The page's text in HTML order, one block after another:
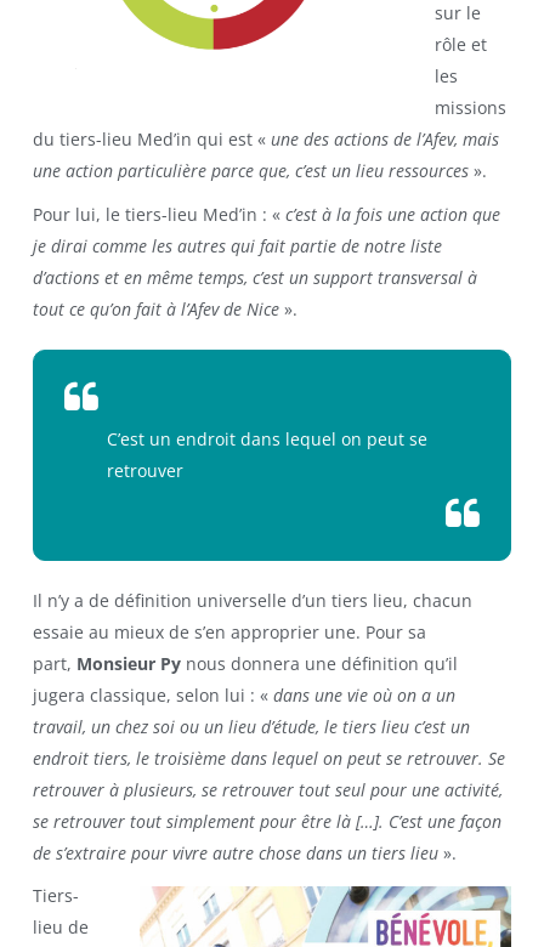
sur le
rôle et
les
missions
du tiers-lieu Med’in qui est « une des actions de l’Afev, mais
une action particulière parce que, c’est un lieu ressources».
Pour lui, le tiers-lieu Med’in : « c’est à la fois une action que
je dirai comme les autres qui fait partie de notre liste
d’actions et en même temps, c’est un support transversal à
tout ce qu’on fait à l’Afev de Nice ».
C’est un endroit dans lequel on peut se
retrouver
Il n’y a de définition universelle d’un tiers lieu, chacun
essaie au mieux de s’en approprier une. Pour sa
part, Monsieur Pynous donnera une définition qu’il
jugera classique, selon lui : « dans une vie où on a un
travail, un chez soi ou un lieu d’étude, le tiers lieu c’est un
endroit tiers, le troisième dans lequel on peut se retrouver. Se
retrouver à plusieurs, se retrouver tout seul pour une activité,
se retrouver tout simplement pour être là […]. C’est une façon
de s’extraire pour vivre autre chose dans un tiers lieu».
Tiers-
lieu de